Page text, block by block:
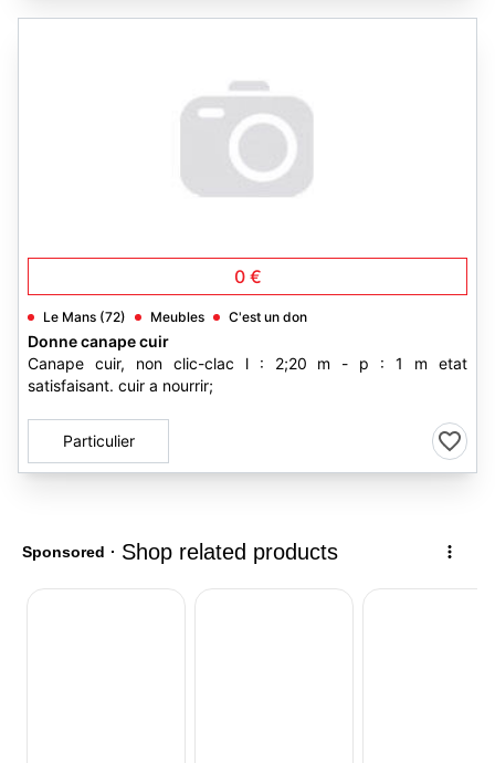
0 €
Le Mans (72) Meubles C'est un don
Donne canape cuir
Canape cuir, non clic-clac l : 2;20 m - p : 1 m etat
satisfaisant. cuir a nourrir;
Particulier